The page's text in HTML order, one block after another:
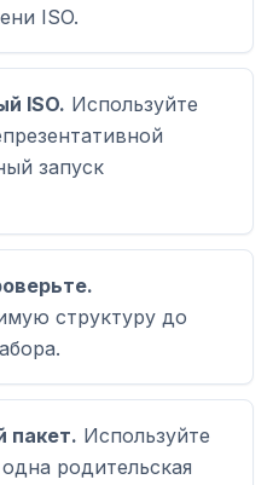
ISO.
ISO. Используйте
запуск
структуру до
пакет. Используйте
родительская